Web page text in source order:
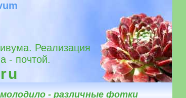
Реализация
- почтой.
молодило - различные фотки